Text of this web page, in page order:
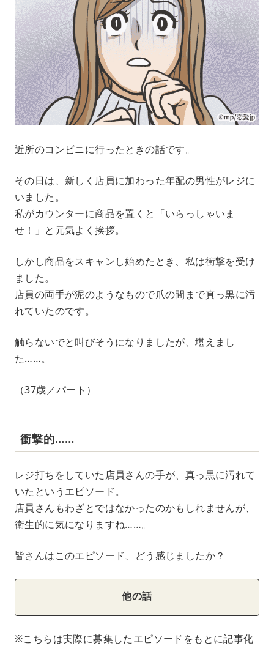
近所のコンビニに行ったときの話です。
その日は、新しく店員に加わった年配の男性がレジに
いました。
私がカウンターに商品を置くと「いらっしゃいま
せ！」と元気よく挨拶。
しかし商品をスキャンし始めたとき、私は衝撃を受け
ました。
店員の両手が泥のようなもので爪の間まで真っ黒に汚
れていたのです。
触らないでと叫びそうになりましたが、堪えまし
た……。
（37歳／パート）
衝撃的……
レジ打ちをしていた店員さんの手が、真っ黒に汚れて
いたというエピソード。
店員さんもわざとではなかったのかもしれませんが、
衛生的に気になりますね……。
皆さんはこのエピソード、どう感じましたか？
他の話
※こちらは実際に募集したエピソードをもとに記事化